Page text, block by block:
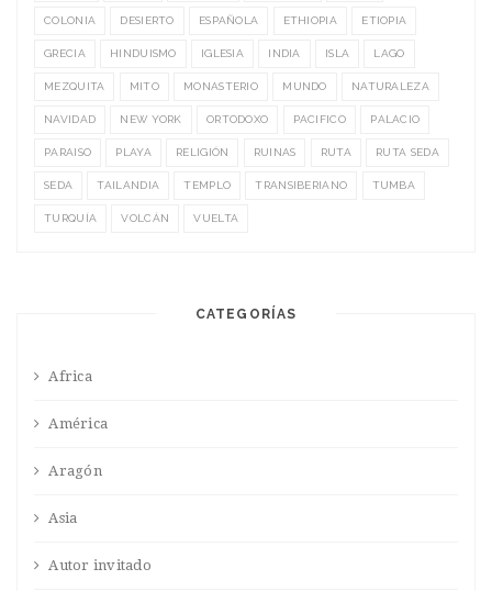
COLONIA DESIERTO ESPAÑOLA ETHIOPIA ETIOPIA
GRECIA HINDUISMO IGLESIA INDIA ISLA LAGO
MEZQUITA MITO MONASTERIO MUNDO NATURALEZA
NAVIDAD NEW YORK ORTODOXO PACIFICO PALACIO
PARAISO PLAYA RELIGIÓN RUINAS RUTA RUTA SEDA
SEDA TAILANDIA TEMPLO TRANSIBERIANO TUMBA
TURQUÍA VOLCÁN VUELTA
CATEGORÍAS
Africa
América
Aragón
Asia
Autor invitado